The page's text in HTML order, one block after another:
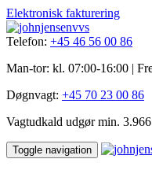
Elektronisk fakturering
Telefon: +45 46 56 00 86
Man-tor: kl. 07:00-16:00 |
Døgnvagt: +45 70 23 00 86
Vagtudkald udgør min.
Toggle navigation